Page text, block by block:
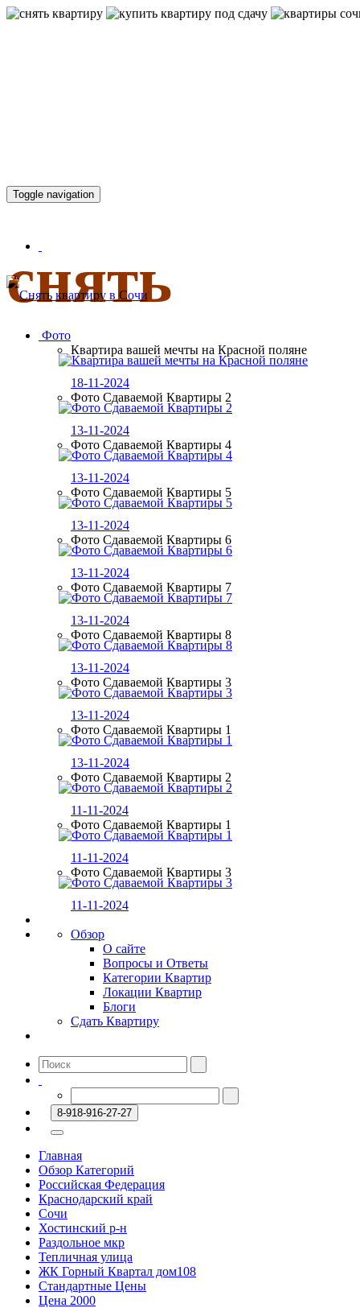
снять
Toggle navigation
Фото
Квартира вашей мечты на Красной поляне
18-11-2024
Фото Сдаваемой Квартиры 2
13-11-2024
Фото Сдаваемой Квартиры 4
13-11-2024
Фото Сдаваемой Квартиры 5
13-11-2024
Фото Сдаваемой Квартиры 6
13-11-2024
Фото Сдаваемой Квартиры 7
13-11-2024
Фото Сдаваемой Квартиры 8
13-11-2024
Фото Сдаваемой Квартиры 3
13-11-2024
Фото Сдаваемой Квартиры 1
13-11-2024
Фото Сдаваемой Квартиры 2
11-11-2024
Фото Сдаваемой Квартиры 1
11-11-2024
Фото Сдаваемой Квартиры 3
11-11-2024
Обзор
О сайте
Вопросы и Ответы
Категории Квартир
Локации Квартир
Блоги
Сдать Квартиру
8-918-916-27-27
Главная
Обзор Категорий
Российская Федерация
Краснодарский край
Сочи
Хостинский р-н
Раздольное мкр
Тепличная улица
ЖК Горный Квартал дом108
Стандартные Цены
Цена 2000